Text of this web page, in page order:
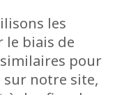
les
le biais de
pour
notre site,